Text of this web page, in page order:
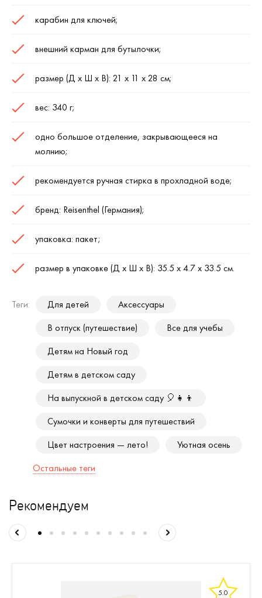
карабин для ключей;
внешний карман для бутылочки;
размер (Д х Ш х В): 21 х 11 х 28 см;
вес: 340 г;
одно большое отделение, закрывающееся на
молнию;
рекомендуется ручная стирка в прохладной воде;
бренд: Reisenthel (Германия);
упаковка: пакет;
размер в упаковке (Д х Ш х В): 35.5 х 4.7 х 33.5 см.
Теги: Для детей
Аксессуары
В отпуск (путешествие)
Все для учебы
Детям на Новый год
Детям в детском саду
На выпускной в детском саду 🎈👧👦
Сумочки и конверты для путешествий
Цвет настроения — лето!
Уютная осень
Остальные теги
Рекомендуем
5.0